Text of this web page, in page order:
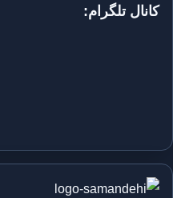
کانال تلگرام: